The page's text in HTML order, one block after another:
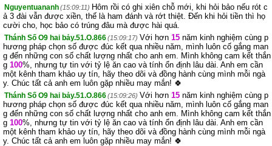
Nguyentuananh(15:09:11) Hôm rồi có ghi xiên chỗ mới, khi hỏi bảo nếu rót c
ả 3 đài vẫn được xiền, thế là ham đánh và rớt thiệt. Đến khi hỏi tiền thì họ
cười cho, học bảo có trúng đâu mà được hài quá.
Thánh Số O9 hai bảy.51.O.866(15:09:17) Với hơn 15 năm kinh nghiệm cùng p
hương pháp chọn số được đúc kết qua nhiều năm, mình luôn cố gắng man
g đến những con số chất lượng nhất cho anh em. Mình không cam kết thắn
g 100%, nhưng tự tin với tỷ lệ ăn cao và tính ổn định lâu dài. Anh em cần
một kênh tham khảo uy tín, hãy theo dõi và đồng hành cùng mình mỗi ngà
y. Chúc tất cả anh em luôn gặp nhiều may mắn! 🍀
Thánh Số O9 hai bảy.51.O.866(15:09:26) Với hơn 15 năm kinh nghiệm cùng p
hương pháp chọn số được đúc kết qua nhiều năm, mình luôn cố gắng man
g đến những con số chất lượng nhất cho anh em. Mình không cam kết thắn
g 100%, nhưng tự tin với tỷ lệ ăn cao và tính ổn định lâu dài. Anh em cần
một kênh tham khảo uy tín, hãy theo dõi và đồng hành cùng mình mỗi ngà
y. Chúc tất cả anh em luôn gặp nhiều may mắn! 🍀